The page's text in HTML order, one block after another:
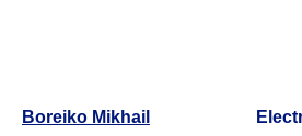
Boreiko Mikhail